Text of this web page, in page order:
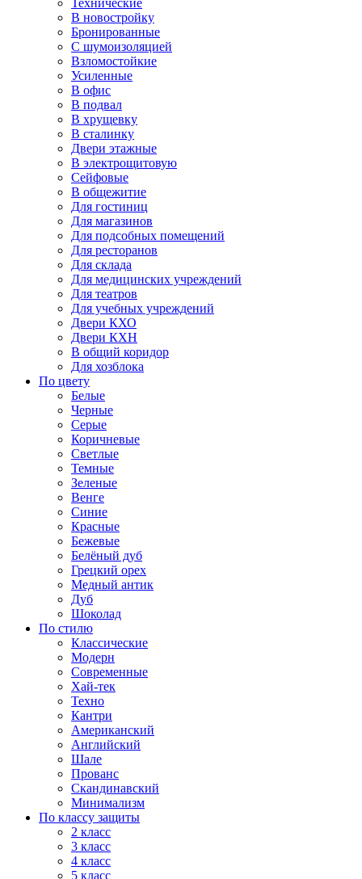
Технические
В новостройку
Бронированные
С шумоизоляцией
Взломостойкие
Усиленные
В офис
В подвал
В хрущевку
В сталинку
Двери этажные
В электрощитовую
Сейфовые
В общежитие
Для гостиниц
Для магазинов
Для подсобных помещений
Для ресторанов
Для склада
Для медицинских учреждений
Для театров
Для учебных учреждений
Двери КХО
Двери КХН
В общий коридор
Для хозблока
По цвету
Белые
Черные
Серые
Коричневые
Светлые
Темные
Зеленые
Венге
Синие
Красные
Бежевые
Белёный дуб
Грецкий орех
Медный антик
Дуб
Шоколад
По стилю
Классические
Модерн
Современные
Хай-тек
Техно
Кантри
Американский
Английский
Шале
Прованс
Скандинавский
Минимализм
По классу защиты
2 класс
3 класс
4 класс
5 класс